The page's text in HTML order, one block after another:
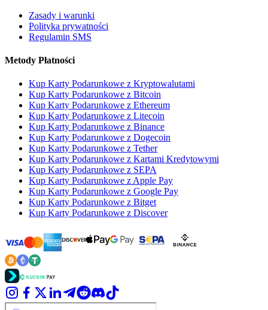
Zasady i warunki
Polityka prywatności
Regulamin SMS
Metody Płatności
Kup Karty Podarunkowe z Kryptowalutami
Kup Karty Podarunkowe z Bitcoin
Kup Karty Podarunkowe z Ethereum
Kup Karty Podarunkowe z Litecoin
Kup Karty Podarunkowe z Binance
Kup Karty Podarunkowe z Dogecoin
Kup Karty Podarunkowe z Tether
Kup Karty Podarunkowe z Kartami Kredytowymi
Kup Karty Podarunkowe z SEPA
Kup Karty Podarunkowe z Apple Pay
Kup Karty Podarunkowe z Google Pay
Kup Karty Podarunkowe z Bitget
Kup Karty Podarunkowe z Discover